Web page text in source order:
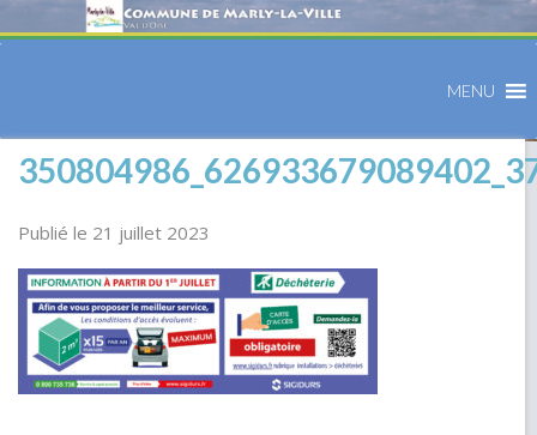
MENU
Publié le 21 juillet 2023